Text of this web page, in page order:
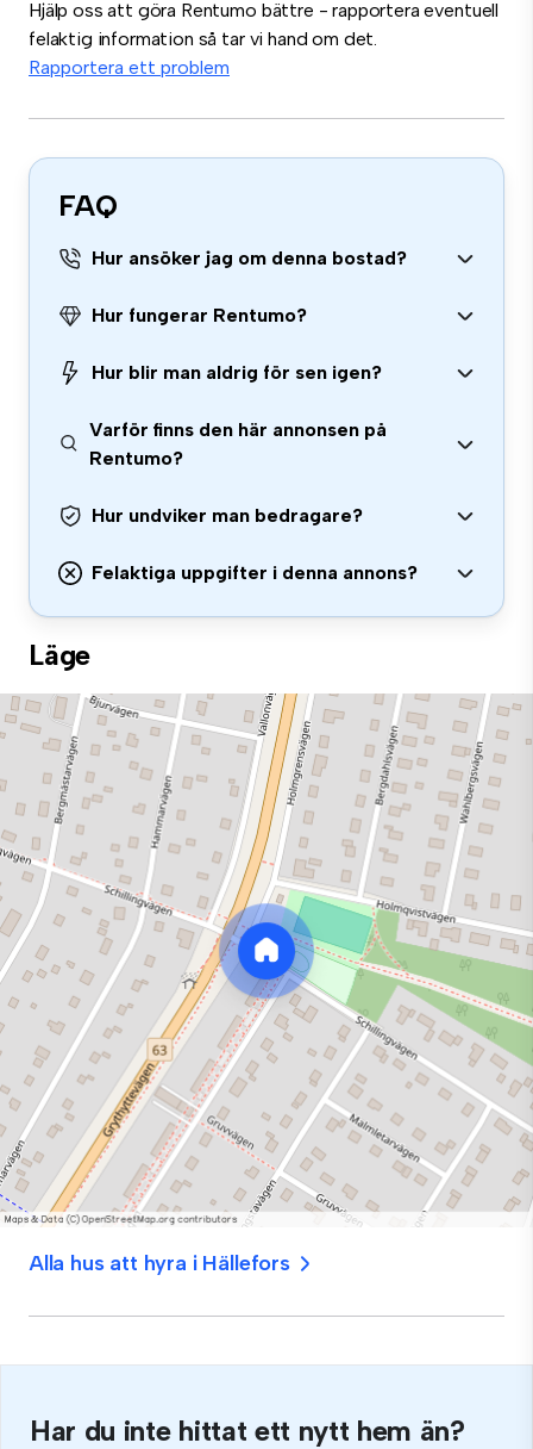
Hjälp oss att göra Rentumo bättre - rapportera eventuell
felaktig information så tar vi hand om det.
Rapportera ett problem
FAQ
Hur ansöker jag om denna bostad?
Hur fungerar Rentumo?
Hur blir man aldrig för sen igen?
Varför finns den här annonsen på
Rentumo?
Hur undviker man bedragare?
Felaktiga uppgifter i denna annons?
Läge
Alla hus att hyra i Hällefors
Har du inte hittat ett nytt hem än?